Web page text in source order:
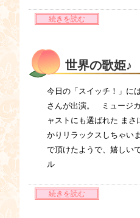
続きを読む
世界の歌姫♪
今日の「スイッチ！」に
さんが出演。 ミュージ
ャストにも選ばれた ま
かりリラックスしちゃい
で頂けたようで、嬉し
ル
続きを読む